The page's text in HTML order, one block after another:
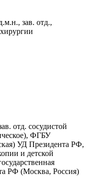
зав. отд.,
отд. сосудистой
ФГБУ
УД Президента РФ,
и детской
РФ (Москва, Россия)